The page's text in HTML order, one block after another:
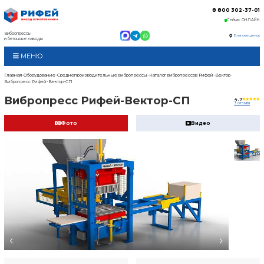
Вибропрессы
и бетонные заводы
МЕНЮ
Оборудование Среднепроизводительные
Вибропресс Рифей-Вектор-СП
Вибропресс